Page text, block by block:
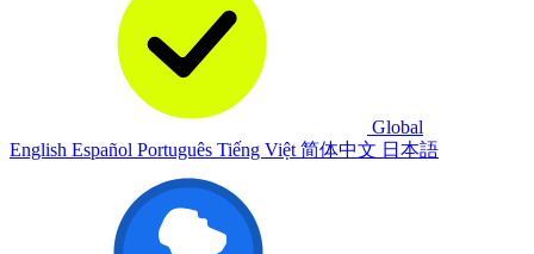
Global
English Español Português Tiếng Việt 简体中文 日本語